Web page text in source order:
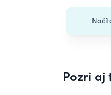
obtiaznostou tomu
Pozri aj